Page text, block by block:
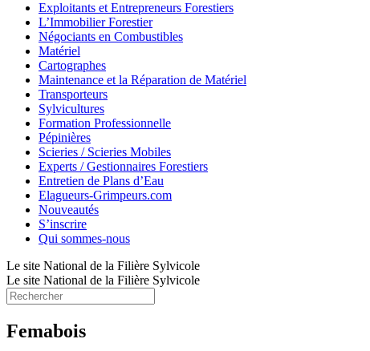
Exploitants et Entrepreneurs Forestiers
L’Immobilier Forestier
Négociants en Combustibles
Matériel
Cartographes
Maintenance et la Réparation de Matériel
Transporteurs
Sylvicultures
Formation Professionnelle
Pépinières
Scieries / Scieries Mobiles
Experts / Gestionnaires Forestiers
Entretien de Plans d’Eau
Elagueurs-Grimpeurs.com
Nouveautés
S’inscrire
Qui sommes-nous
Le site National de la Filière Sylvicole
Le site National de la Filière Sylvicole
Femabois